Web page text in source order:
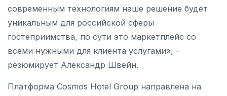
современным технологиям наше решение будет
уникальным для российской сферы
гостеприимства, по сути это маркетплейс со
всеми нужными для клиента услугами», -
резюмирует Александр Швейн.
Платформа Cosmos Hotel Group направлена на